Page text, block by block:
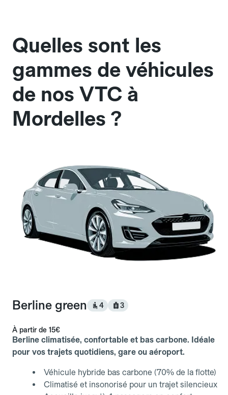
Quelles sont les
gammes de véhicules
de nos VTC à
Mordelles ?
Berline green 4 3
À partir de 15€
Berline climatisée, confortable et bas carbone. Idéale
pour vos trajets quotidiens, gare ou aéroport.
Véhicule hybride bas carbone (70% de la flotte)
Climatisé et insonorisé pour un trajet silencieux